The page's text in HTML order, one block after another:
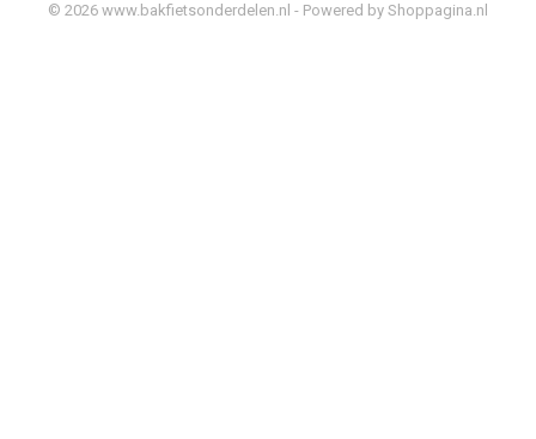
© 2026 www.bakfietsonderdelen.nl - Powered by Shoppagina.nl